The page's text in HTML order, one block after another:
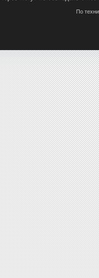
По